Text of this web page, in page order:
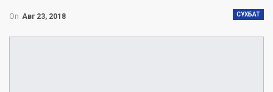
СҰХБАТ
On Авг 23, 2018